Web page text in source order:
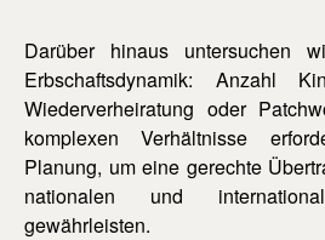
Darüber hinaus untersuchen
Erbschaftsdynamik: Anzahl
Wiederverheiratung oder
komplexen Verhältnisse
Planung, um eine gerechte
nationalen und
gewährleisten.